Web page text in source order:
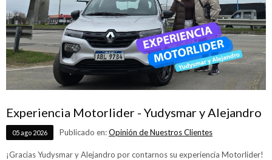
Experiencia Motorlider - Yudysmar y Alejandro
05ago 2026 Publicado en:Opinión de Nuestros Clientes
¡Gracias Yudysmar y Alejandro por contarnos su experiencia Motorlider!